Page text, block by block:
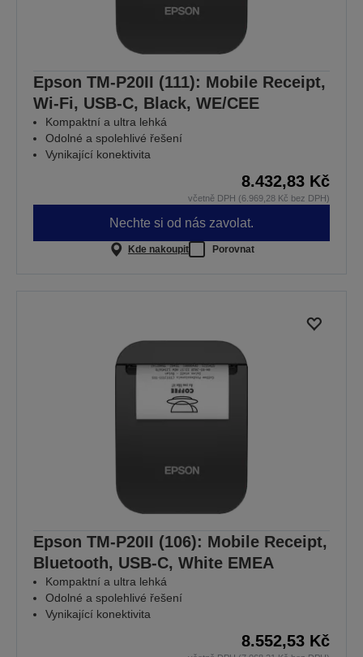
Epson TM-P20II (111): Mobile Receipt,
Wi-Fi, USB-C, Black, WE/CEE
Kompaktní a ultra lehká
Odolné a spolehlivé řešení
Vynikající konektivita
8.432,83 Kč
včetně DPH (6.969,28 Kč bez DPH)
Nechte si od nás zavolat.
Kde nakoupit Porovnat
Epson TM-P20II (106): Mobile Receipt,
Bluetooth, USB-C, White EMEA
Kompaktní a ultra lehká
Odolné a spolehlivé řešení
Vynikající konektivita
8.552,53 Kč